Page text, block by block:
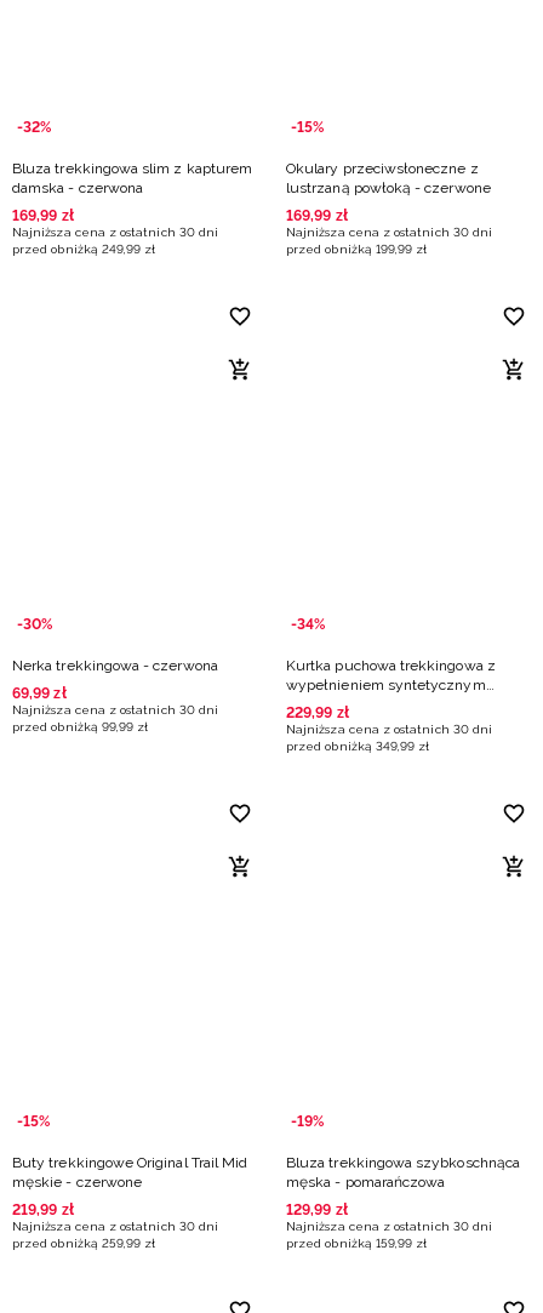
-32%
Bluza trekkingowa slim z kapturem
damska - czerwona
169,99 zł
Najniższa cena z ostatnich 30 dni
przed obniżką 249,99 zł
-15%
Okulary przeciwsłoneczne z
lustrzaną powłoką - czerwone
169,99 zł
Najniższa cena z ostatnich 30 dni
przed obniżką 199,99 zł
-30%
Nerka trekkingowa - czerwona
69,99 zł
Najniższa cena z ostatnich 30 dni
przed obniżką 99,99 zł
-34%
Kurtka puchowa trekkingowa z
wypełnieniem syntetycznym
damska - czerwona
229,99 zł
Najniższa cena z ostatnich 30 dni
przed obniżką 349,99 zł
-15%
Buty trekkingowe Original Trail Mid
męskie - czerwone
219,99 zł
Najniższa cena z ostatnich 30 dni
przed obniżką 259,99 zł
-19%
Bluza trekkingowa szybkoschnąca
męska - pomarańczowa
129,99 zł
Najniższa cena z ostatnich 30 dni
przed obniżką 159,99 zł
Słowacki / EUR
Ukraiński / UAH